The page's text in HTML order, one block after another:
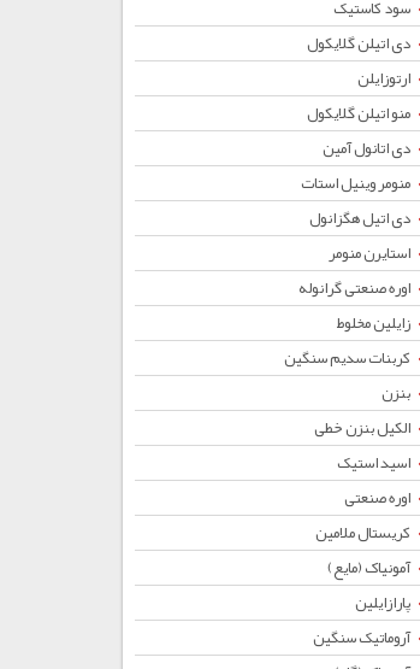
سود کاستیک
دی اتیلن گلایکول
ارتوزایلن
منو اتیلن گلایکول
دی اتانول آمین
منومر وینیل استات
دی اتیل هگزانول
استایرن منومر
اوره صنعتی گرانوله
زایلین مخلوط
کربنات سدیم سنگین
بنزن
الکیل بنزن خطی
اسید استیک
اوره صنعتی
کریستال ملامین
آمونیاک (مایع)
پارازایلین
آروماتیک سنگین